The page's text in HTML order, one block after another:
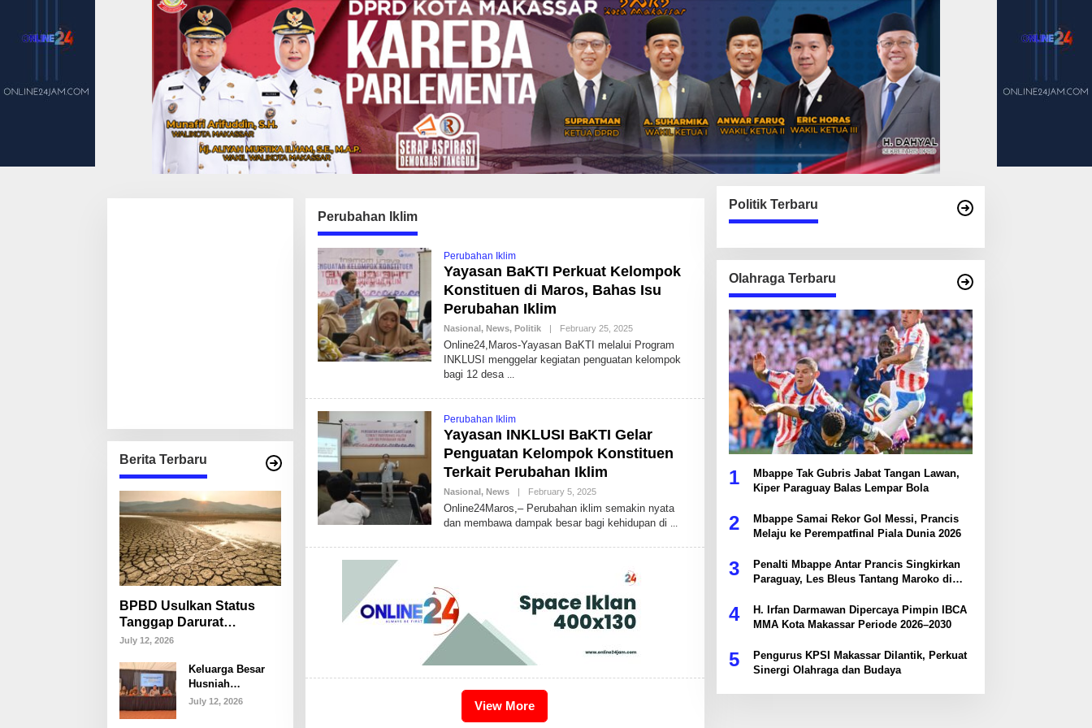
Berita Terbaru
BPBD Usulkan Status
Tanggap Darurat
Kekeringan di Makassar,
Mulai Krisis Air Bersih
July 12, 2026
Keluarga Besar
Husniah
Talenrang
July 12, 2026
Perubahan Iklim
Perubahan Iklim
Yayasan BaKTI Perkuat Kelompok
Konstituen di Maros, Bahas Isu
Perubahan Iklim
Nasional, News, Politik | February 25, 2025B
Y
N
O
R
M
A
Online24,Maros-Yayasan BaKTI melalui Program
INKLUSI menggelar kegiatan penguatan kelompok
bagi 12 desa
Perubahan Iklim
Yayasan INKLUSI BaKTI Gelar
Penguatan Kelompok Konstituen
Terkait Perubahan Iklim
Nasional, News | February 5, 2025B
N
O
R
M
A
Online24Maros,– Perubahan iklim semakin nyata
dan membawa dampak besar bagi kehidupan di
View More
Politik Terbaru
Olahraga Terbaru
1
Mbappe Tak Gubris Jabat Tangan Lawan,
Kiper Paraguay Balas Lempar Bola
2
Mbappe Samai Rekor Gol Messi, Prancis
Melaju ke Perempatfinal Piala Dunia 2026
3
Penalti Mbappe Antar Prancis Singkirkan
Paraguay, Les Bleus Tantang Maroko di
4
H. Irfan Darmawan Dipercaya Pimpin IBCA
MMA Kota Makassar Periode 2026–2030
5
Pengurus KPSI Makassar Dilantik, Perkuat
Sinergi Olahraga dan Budaya